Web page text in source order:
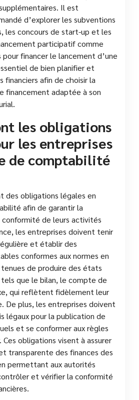
Il est
d’explorer les subventions
les concours de start-up et les
participatif comme
financer le lancement d’une
de bien planifier et
financiers afin de choisir la
financement adaptée à son
les obligations
les entreprises
de comptabilité
des obligations légales en
afin de garantir la
de leurs activités
les entreprises doivent tenir
et établir des
conformes aux normes en
de produire des états
tels que le bilan, le compte de
qui reflètent fidèlement leur
De plus, les entreprises doivent
légaux pour la publication de
et se conformer aux règles
Ces obligations visent à assurer
transparente des finances des
permettant aux autorités
et vérifier la conformité